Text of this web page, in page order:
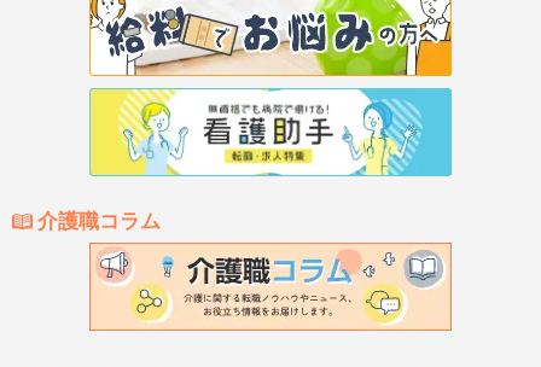
介護職コラム